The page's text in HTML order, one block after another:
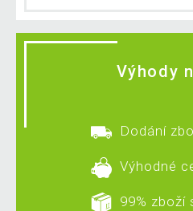
Výhody
Dodání
Výhodné
99% zboží